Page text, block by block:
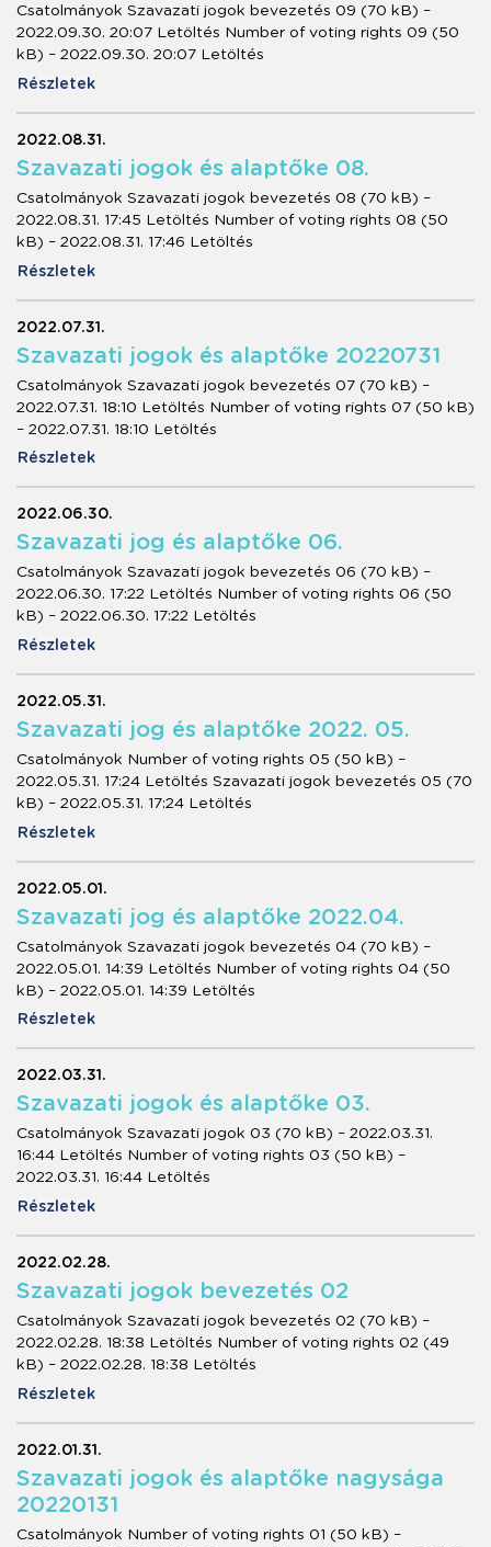
Csatolmányok Szavazati jogok bevezetés 09 (70 kB) –
2022.09.30. 20:07 Letöltés Number of voting rights 09 (50
kB) – 2022.09.30. 20:07 Letöltés
Részletek
2022.08.31.
Szavazati jogok és alaptőke 08.
Csatolmányok Szavazati jogok bevezetés 08 (70 kB) –
2022.08.31. 17:45 Letöltés Number of voting rights 08 (50
kB) – 2022.08.31. 17:46 Letöltés
Részletek
2022.07.31.
Szavazati jogok és alaptőke 20220731
Csatolmányok Szavazati jogok bevezetés 07 (70 kB) –
2022.07.31. 18:10 Letöltés Number of voting rights 07 (50 kB)
– 2022.07.31. 18:10 Letöltés
Részletek
2022.06.30.
Szavazati jog és alaptőke 06.
Csatolmányok Szavazati jogok bevezetés 06 (70 kB) –
2022.06.30. 17:22 Letöltés Number of voting rights 06 (50
kB) – 2022.06.30. 17:22 Letöltés
Részletek
2022.05.31.
Szavazati jog és alaptőke 2022. 05.
Csatolmányok Number of voting rights 05 (50 kB) –
2022.05.31. 17:24 Letöltés Szavazati jogok bevezetés 05 (70
kB) – 2022.05.31. 17:24 Letöltés
Részletek
2022.05.01.
Szavazati jog és alaptőke 2022.04.
Csatolmányok Szavazati jogok bevezetés 04 (70 kB) –
2022.05.01. 14:39 Letöltés Number of voting rights 04 (50
kB) – 2022.05.01. 14:39 Letöltés
Részletek
2022.03.31.
Szavazati jogok és alaptőke 03.
Csatolmányok Szavazati jogok 03 (70 kB) – 2022.03.31.
16:44 Letöltés Number of voting rights 03 (50 kB) –
2022.03.31. 16:44 Letöltés
Részletek
2022.02.28.
Szavazati jogok bevezetés 02
Csatolmányok Szavazati jogok bevezetés 02 (70 kB) –
2022.02.28. 18:38 Letöltés Number of voting rights 02 (49
kB) – 2022.02.28. 18:38 Letöltés
Részletek
2022.01.31.
Szavazati jogok és alaptőke nagysága
20220131
Csatolmányok Number of voting rights 01 (50 kB) –